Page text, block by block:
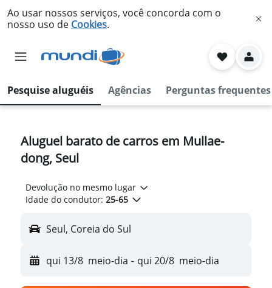
Ao usar nossos serviços, você concorda com o
nosso uso de Cookies.
Pesquise aluguéis Agências Perguntas frequentes
Aluguel barato de carros em Mullae-
dong, Seul
Devolução no mesmo lugar
Idade do condutor: 25-65
Seul, Coreia do Sul
qui 13/8 meio-dia - qui 20/8 meio-dia